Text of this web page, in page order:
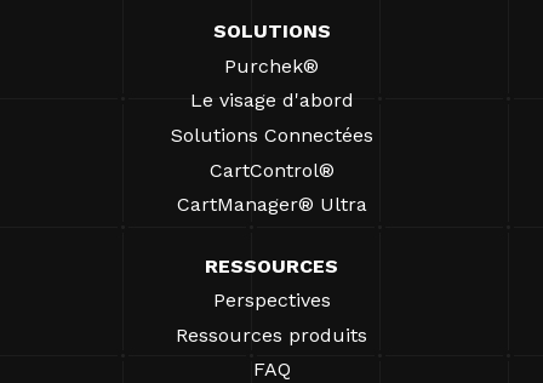
SOLUTIONS
Purchek®
Le visage d'abord
Solutions Connectées
CartControl®
CartManager® Ultra
RESSOURCES
Perspectives
Ressources produits
FAQ